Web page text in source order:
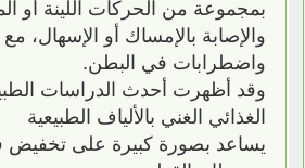
بمجموعة من الحركات اللينة أو
والإصابة بالإمساك أو الإسهال، مع
واضطرابات في البطن.
وقد أظهرت أحدث الدراسات
الغذائي الغني بالألياف الطبيعية
يساعد بصورة كبيرة على تخفيض